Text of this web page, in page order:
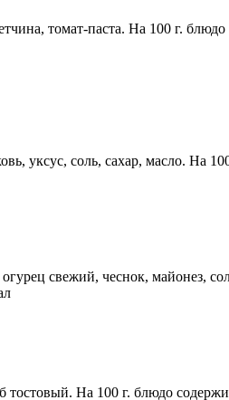
томат-паста. На 100 г.
уксус, соль, сахар, масло. На
свежий, чеснок, майонез,
На 100 г. блюдо